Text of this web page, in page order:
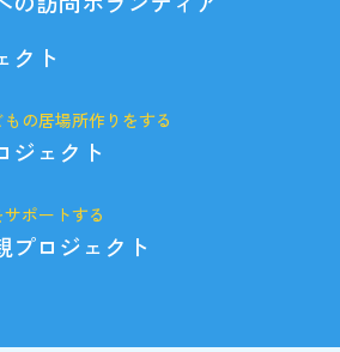
クト
の居場所作りをする
ジェクト
ポートする
プロジェクト